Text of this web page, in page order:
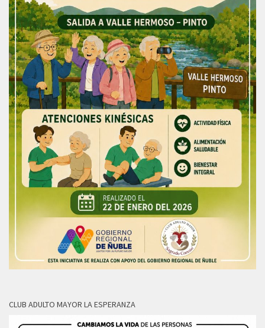
CLUB ADULTO MAYOR LA ESPERANZA